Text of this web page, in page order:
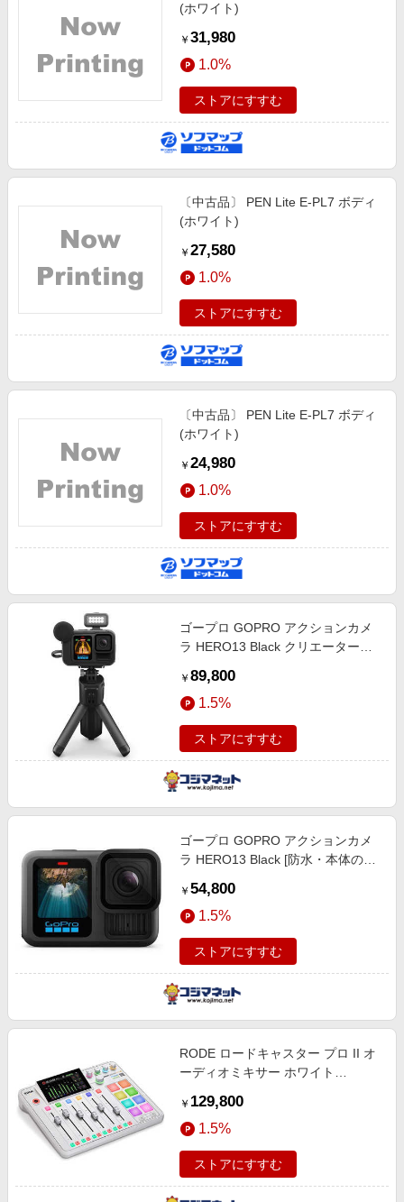
(ホワイト)
￥ 31,980
1.0%
ストアにすすむ
〔中古品〕 PEN Lite E-PL7 ボディ
(ホワイト)
￥ 27,580
1.0%
ストアにすすむ
〔中古品〕 PEN Lite E-PL7 ボディ
(ホワイト)
￥ 24,980
1.0%
ストアにすすむ
ゴープロ GOPRO アクションカメ
ラ HERO13 Black クリエーターエ
￥ 89,800
1.5%
ストアにすすむ
ゴープロ GOPRO アクションカメ
ラ HERO13 Black [防水・本体のみ]
￥ 54,800
1.5%
ストアにすすむ
RODE ロードキャスター プロ II オ
ーディオミキサー ホワイト
￥ 129,800
1.5%
ストアにすすむ